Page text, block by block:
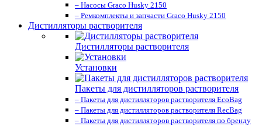
– Насосы Graco Husky 2150
– Ремкомплекты и запчасти Graco Husky 2150
Дистилляторы растворителя
Дистилляторы растворителя
Установки
Пакеты для дистилляторов растворителя
– Пакеты для дистилляторов растворителя EcoBag
– Пакеты для дистилляторов растворителя RecBag
– Пакеты для дистилляторов растворителя по бренду